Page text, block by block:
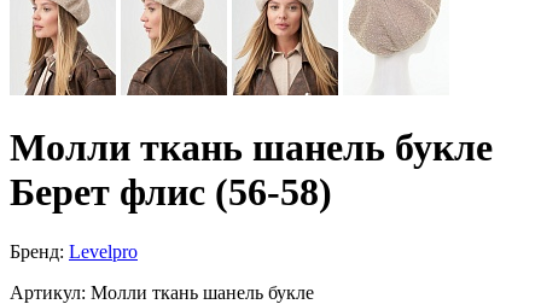
Молли ткань шанель букле
Берет флис (56-58)
Бренд: Levelpro
Артикул: Молли ткань шанель букле